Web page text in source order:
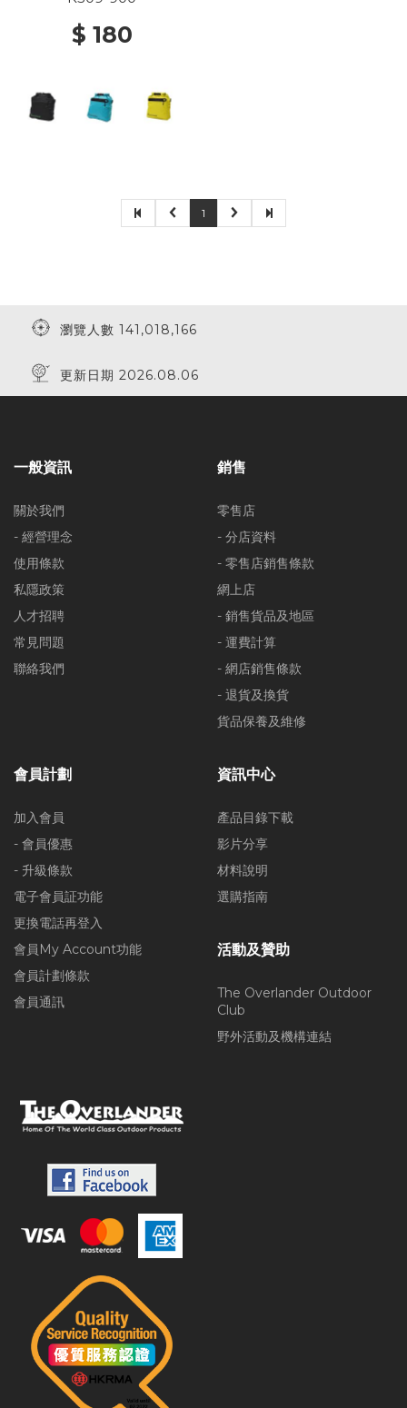
$ 180
1
瀏覽人數 141,018,166
更新日期 2026.08.06
一般資訊
關於我們
- 經營理念
使用條款
私隱政策
人才招聘
常見問題
聯絡我們
銷售
零售店
- 分店資料
- 零售店銷售條款
網上店
- 銷售貨品及地區
- 運費計算
- 網店銷售條款
- 退貨及換貨
貨品保養及維修
會員計劃
加入會員
- 會員優惠
- 升級條款
電子會員証功能
更換電話再登入
會員My Account功能
會員計劃條款
會員通訊
資訊中心
產品目錄下載
影片分享
材料說明
選購指南
活動及贊助
The Overlander Outdoor
Club
野外活動及機構連結